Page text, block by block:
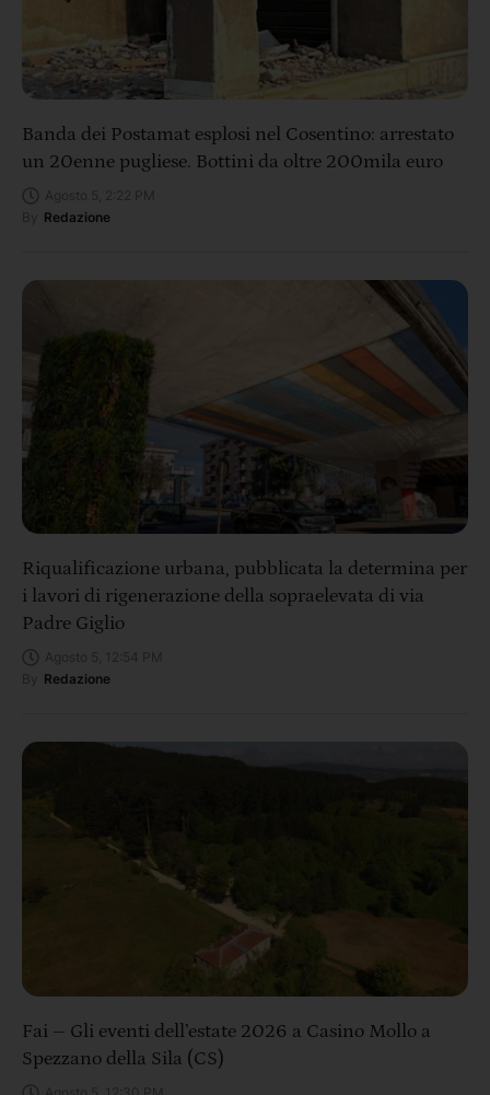
Banda dei Postamat esplosi nel Cosentino: arrestato
un 20enne pugliese. Bottini da oltre 200mila euro
Redazione
Riqualificazione urbana, pubblicata la determina per
i lavori di rigenerazione della sopraelevata di via
Padre Giglio
Redazione
Fai – Gli eventi dell’estate 2026 a Casino Mollo a
Spezzano della Sila (CS)